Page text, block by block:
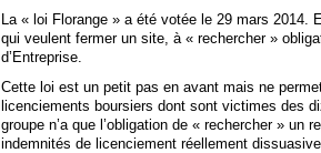
La « loi Florange » a été votée le 29 mars 2014.
qui veulent fermer un site, à « rechercher »
d’Entreprise.
Cette loi est un petit pas en avant mais ne
licenciements boursiers dont sont victimes des
groupe n’a que l’obligation de « rechercher » un
indemnités de licenciement réellement